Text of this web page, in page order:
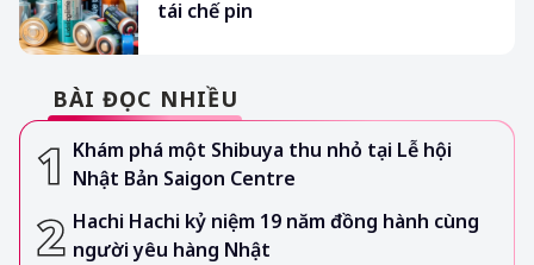
tái chế pin
BÀI ĐỌC NHIỀU
Khám phá một Shibuya thu nhỏ tại Lễ hội
Nhật Bản Saigon Centre
Hachi Hachi kỷ niệm 19 năm đồng hành cùng
người yêu hàng Nhật